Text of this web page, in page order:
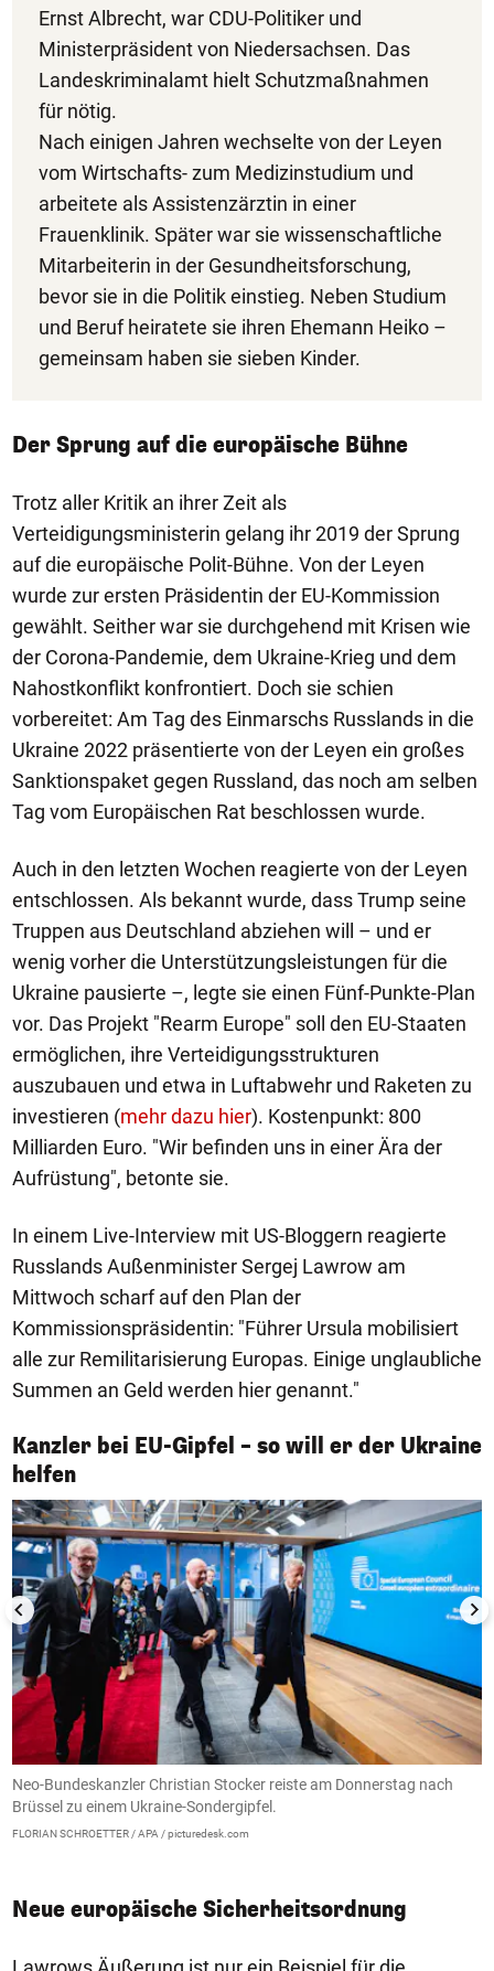
Ernst Albrecht, war CDU-Politiker und
Ministerpräsident von Niedersachsen. Das
Landeskriminalamt hielt Schutzmaßnahmen
für nötig.
Nach einigen Jahren wechselte von der Leyen
vom Wirtschafts- zum Medizinstudium und
arbeitete als Assistenzärztin in einer
Frauenklinik. Später war sie wissenschaftliche
Mitarbeiterin in der Gesundheitsforschung,
bevor sie in die Politik einstieg. Neben Studium
und Beruf heiratete sie ihren Ehemann Heiko –
gemeinsam haben sie sieben Kinder.
Der Sprung auf die europäische Bühne
Trotz aller Kritik an ihrer Zeit als
Verteidigungsministerin gelang ihr 2019 der Sprung
auf die europäische Polit-Bühne. Von der Leyen
wurde zur ersten Präsidentin der EU-Kommission
gewählt. Seither war sie durchgehend mit Krisen wie
der Corona-Pandemie, dem Ukraine-Krieg und dem
Nahostkonflikt konfrontiert. Doch sie schien
vorbereitet: Am Tag des Einmarschs Russlands in die
Ukraine 2022 präsentierte von der Leyen ein großes
Sanktionspaket gegen Russland, das noch am selben
Tag vom Europäischen Rat beschlossen wurde.
Auch in den letzten Wochen reagierte von der Leyen
entschlossen. Als bekannt wurde, dass Trump seine
Truppen aus Deutschland abziehen will – und er
wenig vorher die Unterstützungsleistungen für die
Ukraine pausierte –, legte sie einen Fünf-Punkte-Plan
vor. Das Projekt "Rearm Europe" soll den EU-Staaten
ermöglichen, ihre Verteidigungsstrukturen
auszubauen und etwa in Luftabwehr und Raketen zu
investieren (mehr dazu hier). Kostenpunkt: 800
Milliarden Euro. "Wir befinden uns in einer Ära der
Aufrüstung", betonte sie.
In einem Live-Interview mit US-Bloggern reagierte
Russlands Außenminister Sergej Lawrow am
Mittwoch scharf auf den Plan der
Kommissionspräsidentin: "Führer Ursula mobilisiert
alle zur Remilitarisierung Europas. Einige unglaubliche
Summen an Geld werden hier genannt."
Kanzler bei EU-Gipfel – so will er der Ukraine
helfen1/7
Neo-Bundeskanzler Christian Stocker reiste am Donnerstag nach
Brüssel zu einem Ukraine-Sondergipfel.
FLORIAN SCHROETTER / APA / picturedesk.com
Neue europäische Sicherheitsordnung